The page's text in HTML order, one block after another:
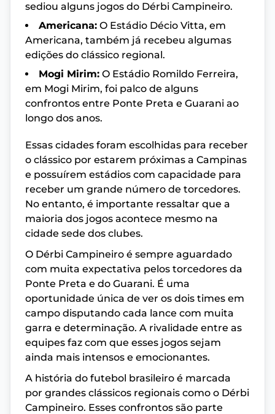
sediou alguns jogos do Dérbi Campineiro.
Americana: O Estádio Décio Vitta, em
Americana, também já recebeu algumas
edições do clássico regional.
Mogi Mirim: O Estádio Romildo Ferreira,
em Mogi Mirim, foi palco de alguns
confrontos entre Ponte Preta e Guarani ao
longo dos anos.
Essas cidades foram escolhidas para receber
o clássico por estarem próximas a Campinas
e possuírem estádios com capacidade para
receber um grande número de torcedores.
No entanto, é importante ressaltar que a
maioria dos jogos acontece mesmo na
cidade sede dos clubes.
O Dérbi Campineiro é sempre aguardado
com muita expectativa pelos torcedores da
Ponte Preta e do Guarani. É uma
oportunidade única de ver os dois times em
campo disputando cada lance com muita
garra e determinação. A rivalidade entre as
equipes faz com que esses jogos sejam
ainda mais intensos e emocionantes.
A história do futebol brasileiro é marcada
por grandes clássicos regionais como o Dérbi
Campineiro. Esses confrontos são parte